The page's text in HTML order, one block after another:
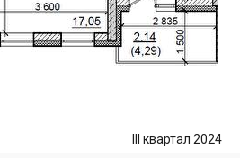
III квартал 2024